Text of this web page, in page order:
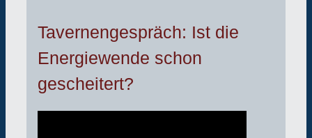
Tavernengespräch: Ist die
Energiewende schon
gescheitert?